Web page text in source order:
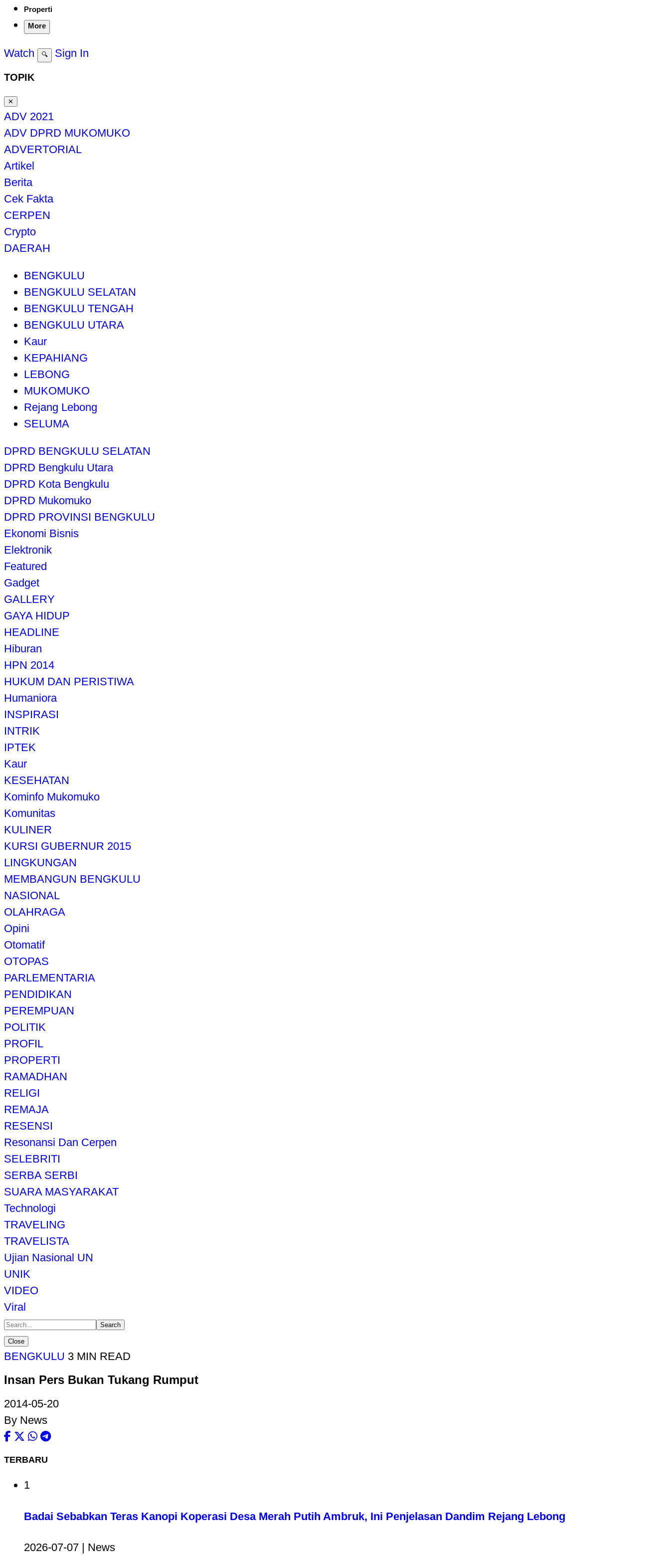
Properti
More
Watch 🔍 Sign In
TOPIK
✕
ADV 2021
ADV DPRD MUKOMUKO
ADVERTORIAL
Artikel
Berita
Cek Fakta
CERPEN
Crypto
DAERAH
BENGKULU
BENGKULU SELATAN
BENGKULU TENGAH
BENGKULU UTARA
Kaur
KEPAHIANG
LEBONG
MUKOMUKO
Rejang Lebong
SELUMA
DPRD BENGKULU SELATAN
DPRD Bengkulu Utara
DPRD Kota Bengkulu
DPRD Mukomuko
DPRD PROVINSI BENGKULU
Ekonomi Bisnis
Elektronik
Featured
Gadget
GALLERY
GAYA HIDUP
HEADLINE
Hiburan
HPN 2014
HUKUM DAN PERISTIWA
Humaniora
INSPIRASI
INTRIK
IPTEK
Kaur
KESEHATAN
Kominfo Mukomuko
Komunitas
KULINER
KURSI GUBERNUR 2015
LINGKUNGAN
MEMBANGUN BENGKULU
NASIONAL
OLAHRAGA
Opini
Otomatif
OTOPAS
PARLEMENTARIA
PENDIDIKAN
PEREMPUAN
POLITIK
PROFIL
PROPERTI
RAMADHAN
RELIGI
REMAJA
RESENSI
Resonansi Dan Cerpen
SELEBRITI
SERBA SERBI
SUARA MASYARAKAT
Technologi
TRAVELING
TRAVELISTA
Ujian Nasional UN
UNIK
VIDEO
Viral
Search
Close
BENGKULU 3 MIN READ
Insan Pers Bukan Tukang Rumput
2014-05-20
By News
TERBARU
1
Badai Sebabkan Teras Kanopi Koperasi Desa Merah Putih Ambruk, Ini Penjelasan Dandim Rejang Lebong
2026-07-07 | News